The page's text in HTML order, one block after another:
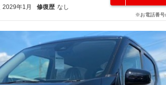
2029年1月 修復歴 なし
※お電話番号